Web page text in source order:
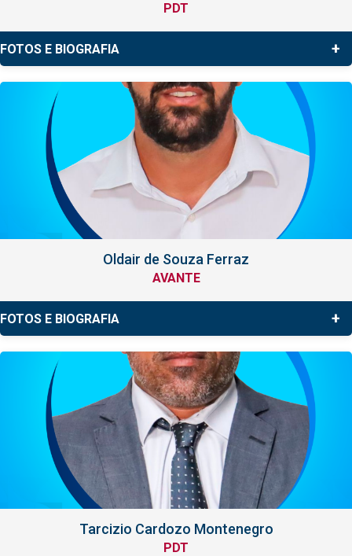
PDT
FOTOS E BIOGRAFIA +
Oldair de Souza Ferraz
AVANTE
FOTOS E BIOGRAFIA +
Tarcizio Cardozo Montenegro
PDT